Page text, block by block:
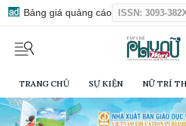
Bảng giá quảng cáo ISSN: 3093-
TRANG CHỦ SỰ KIỆN NỮ TRÍ